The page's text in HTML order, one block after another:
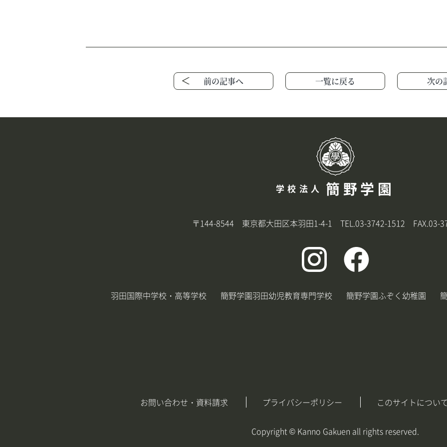
前の記事へ 一覧に戻る 次の
学校法人 簡野学園
〒144-8544 東京都大田区本羽田1-4-1 TEL. 03-3742-1512 FAX.03-
羽田国際中学校・高等学校 簡野学園羽田幼児教育専門学校 簡野学園ふぞく幼稚園
お問い合わせ・資料請求 プライバシーポリシー このサイトについて
Copyright © Kanno Gakuen all rights reserved.